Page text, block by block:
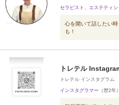
セラピスト、エステティシ
心を開いて話したい
も！
トレテル
トレテル インスタグラム
インスタグラマー （歴2年）